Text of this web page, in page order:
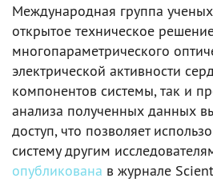
Международная группа
открытое техническое
многопараметрического
электрической активности
компонентов системы, так и
анализа полученных данных
доступ, что позволяет
систему другим
опубликована в журнале